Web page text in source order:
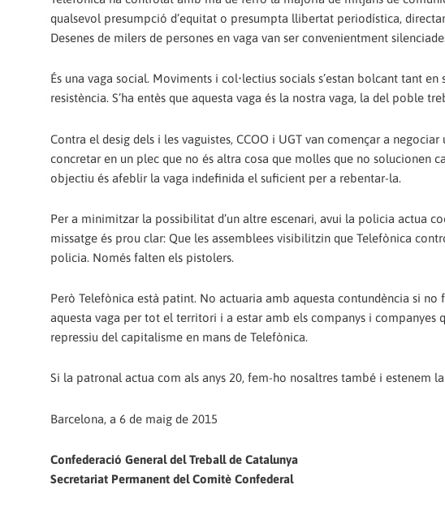
qualsevol presumpció d’equitat o presumpta llibertat periodística,
Desenes de milers de persones en vaga van ser convenientment
És una vaga social. Moviments i col•lectius socials s’estan bolcant tant
resistència. S’ha entès que aquesta vaga és la nostra vaga, la del poble
Contra el desig dels i les vaguistes, CCOO i UGT van començar a
concretar en un plec que no és altra cosa que molles que no solucionen
objectiu és afeblir la vaga indefinida el suficient per a rebentar-la.
Per a minimitzar la possibilitat d’un altre escenari, avui la policia actua
missatge és prou clar: Que les assemblees visibilitzin que Telefònica
policia. Només falten els pistolers.
Però Telefònica està patint. No actuaria amb aquesta contundència si
aquesta vaga per tot el territori i a estar amb els companys i companyes
repressiu del capitalisme en mans de Telefònica.
Si la patronal actua com als anys 20, fem-ho nosaltres també i estenem
Barcelona, a 6 de maig de 2015
Confederació General del Treball de Catalunya
Secretariat Permanent del Comitè Confederal